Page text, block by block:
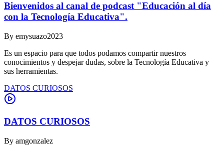
Bienvenidos al canal de podcast "Educación al día
con la Tecnología Educativa".
By emysuazo2023
Es un espacio para que todos podamos compartir nuestros
conocimientos y despejar dudas, sobre la Tecnología Educativa y
sus herramientas.
DATOS CURIOSOS
DATOS CURIOSOS
By amgonzalez